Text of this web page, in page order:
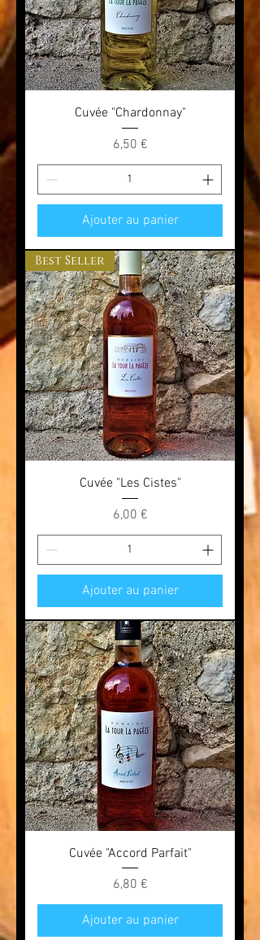
Cuvée "Chardonnay"
Prix
6,50 €
Ajouter au panier
Best Seller
Cuvée "Les Cistes"
Prix
6,00 €
Ajouter au panier
Cuvée "Accord Parfait"
Prix
6,80 €
Ajouter au panier